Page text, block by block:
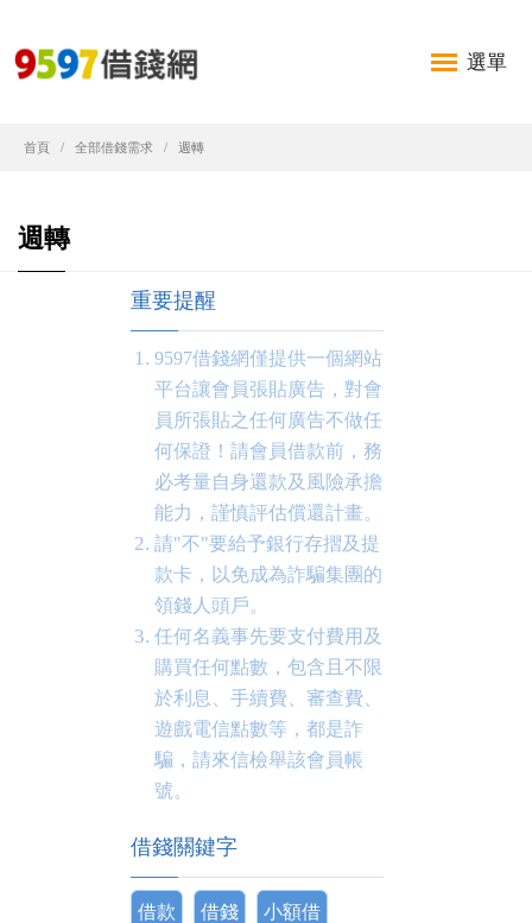
選單
首頁 全部借錢需求 週轉
週轉
重要提醒
9597借錢網僅提供一個網站
平台讓會員張貼廣告，對會
員所張貼之任何廣告不做任
何保證！請會員借款前，務
必考量自身還款及風險承擔
能力，謹慎評估償還計畫。
請"不"要給予銀行存摺及提
款卡，以免成為詐騙集團的
領錢人頭戶。
任何名義事先要支付費用及
購買任何點數，包含且不限
於利息、手續費、審查費、
遊戲電信點數等，都是詐
騙，請來信檢舉該會員帳
號。
借錢關鍵字
借款 借錢 小額借